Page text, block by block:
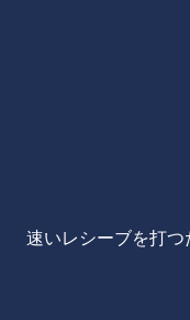
速いレシーブを打つ